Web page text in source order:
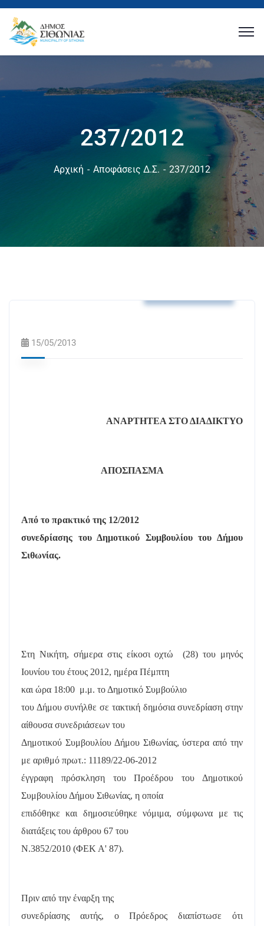
237/2012
Αρχική Αποφάσεις Δ.Σ. 237/2012
15/05/2013
ΑΝΑΡΤΗΤΕΑ ΣΤΟ ΔΙΑΔΙΚΤΥΟ
ΑΠΟΣΠΑΣΜΑ
Από το πρακτικό της 12/2012
συνεδρίασης του Δημοτικού Συμβουλίου του Δήμου
Σιθωνίας.
Στη Νικήτη, σήμερα στις είκοσι οχτώ
(28) του μηνός
Ιουνίου του έτους 2012, ημέρα Πέμπτη
και ώρα 18:00 μ.μ. το Δημοτικό Συμβούλιο
του Δήμου συνήλθε σε τακτική δημόσια συνεδρίαση στην
αίθουσα συνεδριάσεων του
Δημοτικού Συμβουλίου Δήμου Σιθωνίας, ύστερα από την
με αριθμό πρωτ.: 11189/22-06-2012
έγγραφη πρόσκληση του Προέδρου του Δημοτικού
Συμβουλίου Δήμου Σιθωνίας, η οποία
επιδόθηκε και δημοσιεύθηκε νόμιμα, σύμφωνα με τις
διατάξεις του άρθρου 67 του
Ν.3852/2010 (ΦΕΚ Α' 87).
Πριν από την έναρξη της
συνεδρίασης αυτής, ο Πρόεδρος διαπίστωσε ότι